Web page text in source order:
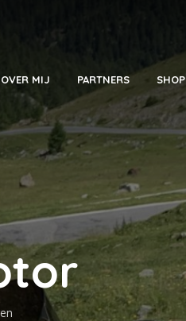
OVER MIJ PARTNERS SHOP